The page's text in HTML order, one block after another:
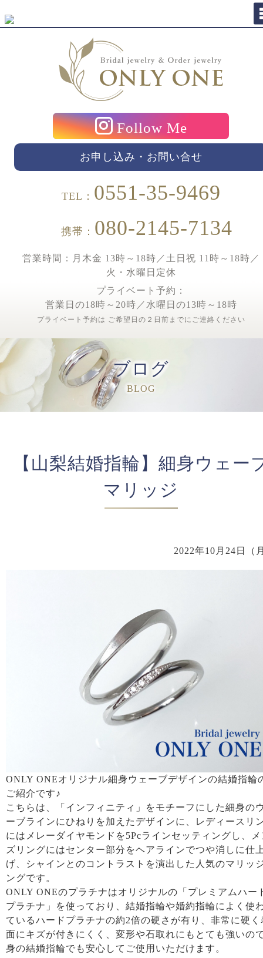
Follow Me
お申し込み・お問い合せ
TEL： 0551-35-9469
携帯： 080-2145-7134
営業時間：月木金 13時～18時／土日祝 11時～18時／
火・水曜日定休
プライベート予約：
営業日の18時～20時／水曜日の13時～18時
プライベート予約は ご希望日の２日前までにご連絡ください
ブログ
BLOG
【山梨結婚指輪】細身ウェー
マリッジ
2022年10月24日（
ONLY ONEオリジナル細身ウェーブデザインの結婚指輪
ご紹介です♪
こちらは、「インフィニティ」をモチーフにした細身の
ーブラインにひねりを加えたデザインに、レディースリ
にはメレーダイヤモンドを5Pcラインセッティングし、メ
ズリングにはセンター部分をヘアラインでつや消しに仕
げ、シャインとのコントラストを演出した人気のマリッ
ングです。
ONLY ONEのプラチナはオリジナルの「プレミアムハー
プラチナ」を使っており、結婚指輪や婚約指輪によく使
ているハードプラチナの約2倍の硬さが有り、非常に硬く
面にキズが付きにくく、変形や石取れにもとても強いの
身の結婚指輪でも安心してご使用いただけます。